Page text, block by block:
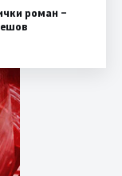
роман –